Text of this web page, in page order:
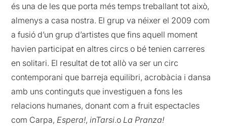
és una de les que porta més temps treballant tot això,
almenys a casa nostra. El grup va néixer el 2009 com
a fusió d’un grup d’artistes que fins aquell moment
havien participat en altres circs o bé tenien carreres
en solitari. El resultat de tot allò va ser un circ
contemporani que barreja equilibri, acrobàcia i dansa
amb uns continguts que investiguen a fons les
relacions humanes, donant com a fruit espectacles
com Carpa, Espera!,inTarsi.o La Pranza!